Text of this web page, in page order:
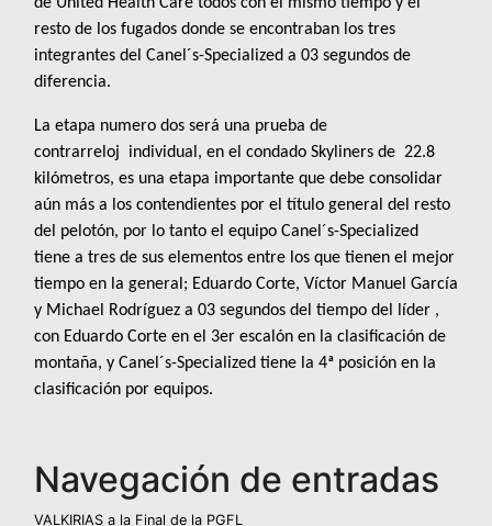
resto de los fugados donde se encontraban los tres
integrantes del Canel´s-Specialized a 03 segundos de
diferencia.
La etapa numero dos será una prueba de
contrarreloj individual, en el condado Skyliners de 22.8
kilómetros, es una etapa importante que debe consolidar
aún más a los contendientes por el título general del resto
del pelotón, por lo tanto el equipo Canel´s-Specialized
tiene a tres de sus elementos entre los que tienen el mejor
tiempo en la general; Eduardo Corte, Víctor Manuel García
y Michael Rodríguez a 03 segundos del tiempo del líder ,
con Eduardo Corte en el 3er escalón en la clasificación de
montaña, y Canel´s-Specialized tiene la 4ª posición en la
clasificación por equipos.
Navegación de entradas
VALKIRIAS a la Final de la PGFL